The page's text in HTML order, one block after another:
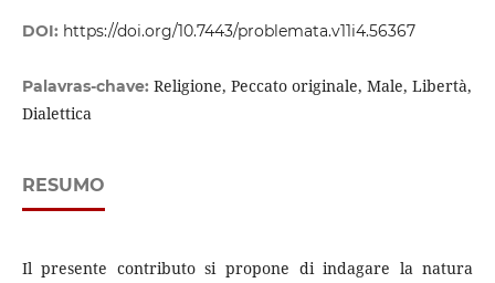
DOI: https://doi.org/10.7443/problemata.v11i4.56367
Palavras-chave: Religione, Peccato originale, Male, Libertà,
Dialettica
RESUMO
Il presente contributo si propone di indagare la natura